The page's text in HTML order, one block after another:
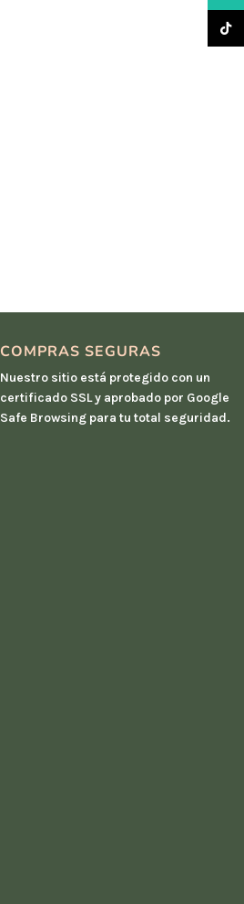
COMPRAS SEGURAS
Nuestro sitio está protegido con un
certificado SSL y aprobado por Google
Safe Browsing para tu total seguridad.
TikTok